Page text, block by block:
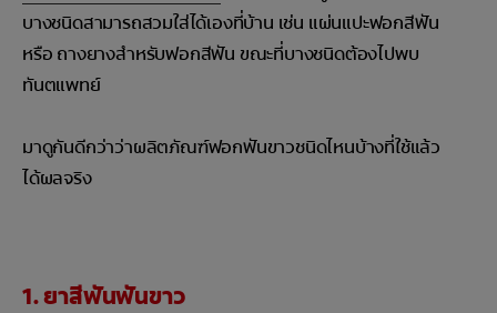
บางชนิดสามารถสวมใส่ได้เองที่บ้าน เช่น แผ่นแปะฟอกสีฟัน
หรือ ถางยางสำหรับฟอกสีฟัน ขณะที่บางชนิดต้องไปพบ
ทันตแพทย์
มาดูกันดีกว่าว่าผลิตภัณฑ์ฟอกฟันขาวชนิดไหนบ้างที่ใช้แล้ว
ได้ผลจริง
1. ยาสีฟันฟันขาว